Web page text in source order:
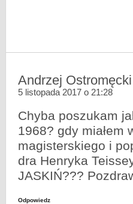
Andrzej Ostromęcki
5 listopada 2017 o 21:28
Chyba poszukam
1968? gdy miałem
magisterskiego i
dra Henryka
JASKIŃ???
Odpowiedz